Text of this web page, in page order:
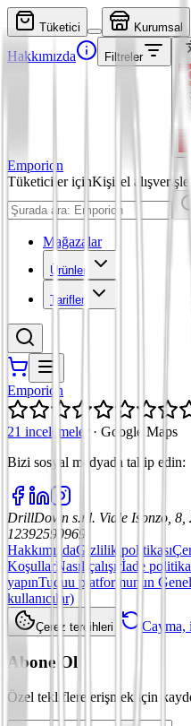
Tüketici Kurumsal
Hakkımızda Filtreler
Emporion
Tüketiciler içinKişisel alışverişler
Mağazalar
Ürünler
Tarifler
Emporion
21 incelemeler
· Google Maps
Bizi sosyal medyada takip edin:
DrillDown s.r.l. Viale Isonzo,
12392590969
HakkımızdaGizlilik politikası
KoşullarNasıl çalışırİade
yapınTuduu platformunun
kullanıcılar)
Çerez tercihleri Cayma,
Abone Ol
Özel tekliflere erişmek için